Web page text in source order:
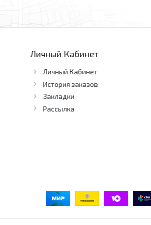
Личный Кабинет
Личный Кабинет
История заказов
Закладки
Рассылка